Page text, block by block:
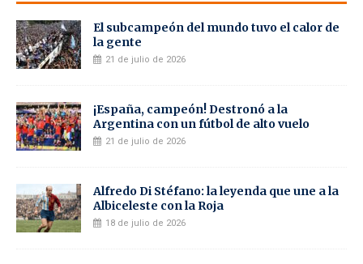
El subcampeón del mundo tuvo el calor de
la gente
21 de julio de 2026
¡España, campeón! Destronó a la
Argentina con un fútbol de alto vuelo
21 de julio de 2026
Alfredo Di Stéfano: la leyenda que une a la
Albiceleste con la Roja
18 de julio de 2026